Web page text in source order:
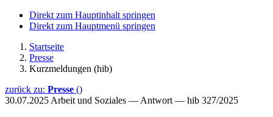
Direkt zum Hauptinhalt springen
Direkt zum Hauptmenü springen
Startseite
Presse
Kurzmeldungen (hib)
zurück zu: Presse ()
30.07.2025 Arbeit und Soziales — Antwort — hib 327/2025